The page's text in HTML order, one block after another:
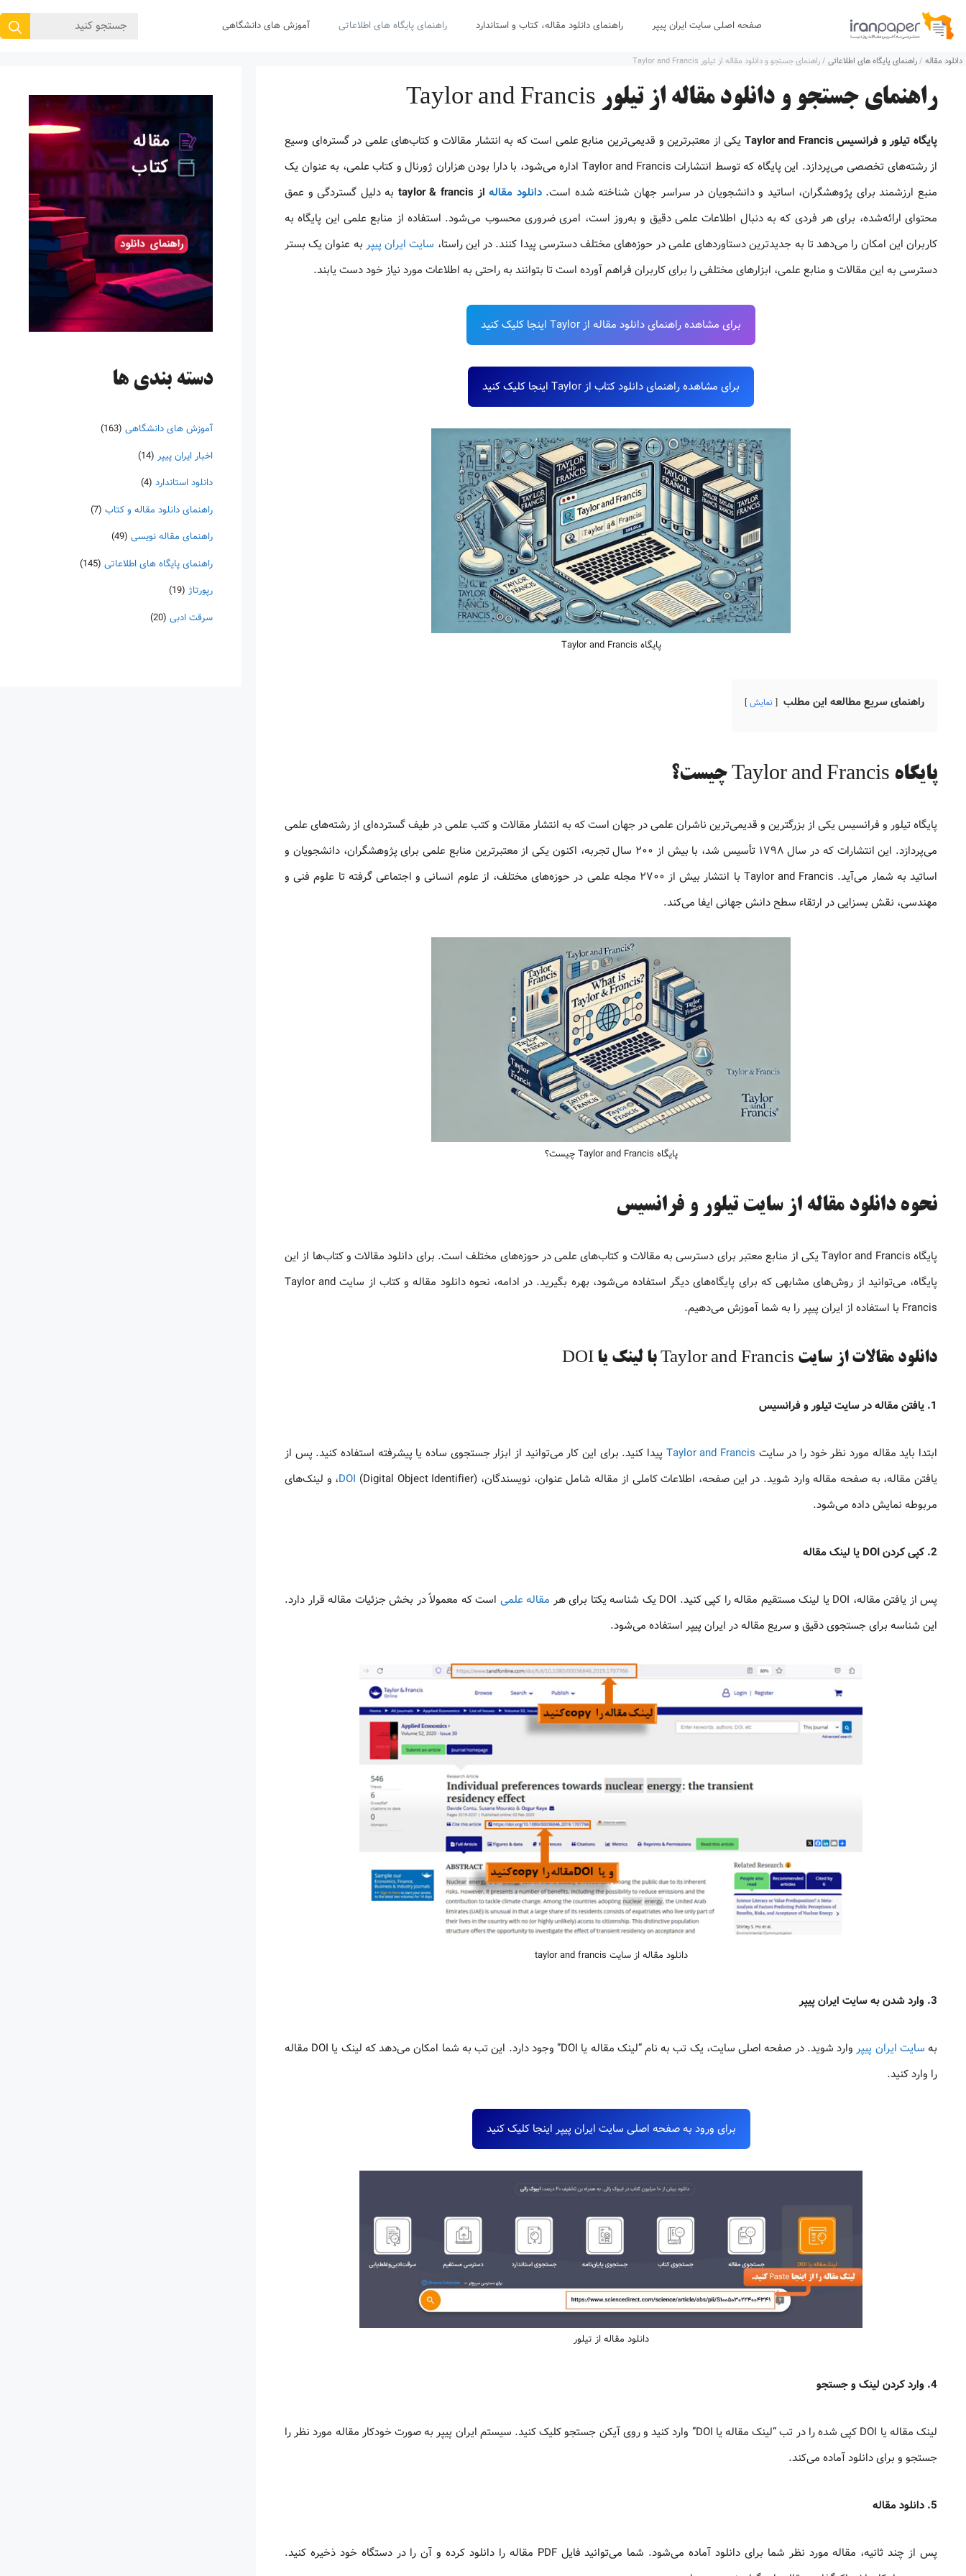
پرش
محتوا
صفحه اصلی سایت ایران پیپر راهنمای دانلود مقاله، کتاب و استاندارد راهنمای پایگاه های اطلاعاتی آموزش های دانشگاهی
جستجوی
دانلود مقاله /راهنمای پایگاه های اطلاعاتی /راهنمای جستجو و دانلود مقاله از تیلور Taylor and Francis
راهنمای جستجو و دانلود مقاله از تیلور Taylor and Francis
پایگاه تیلور و فرانسیس Taylor and Francis
یکی از معتبرترین و قدیمی‌ترین منابع علمی است که به انتشار مقالات و کتاب‌های علمی در گستره‌ای وسیع
از رشته‌های تخصصی می‌پردازد. این پایگاه که توسط انتشارات Taylor and Francis اداره می‌شود، با دارا بودن هزاران ژورنال و کتاب علمی، به عنوان یک
منبع ارزشمند برای پژوهشگران، اساتید و دانشجویان در سراسر جهان شناخته شده است.دانلود مقالهاز taylor & francis
به دلیل گستردگی و عمق
محتوای ارائه‌شده، برای هر فردی که به دنبال اطلاعات علمی دقیق و به‌روز است، امری ضروری محسوب می‌شود. استفاده از منابع علمی این پایگاه به
کاربران این امکان را می‌دهد تا به جدیدترین دستاوردهای علمی در حوزه‌های مختلف دسترسی پیدا کنند. در این راستا، سایت ایران پیپر به عنوان یک بستر
دسترسی به این مقالات و منابع علمی، ابزارهای مختلفی را برای کاربران فراهم آورده است تا بتوانند به راحتی به اطلاعات مورد نیاز خود دست یابند.
برای مشاهده راهنمای دانلود مقاله از Taylor اینجا کلیک کنید
برای مشاهده راهنمای دانلود کتاب از Taylor اینجا کلیک کنید
پایگاه Taylor and Francis
راهنمای سریع مطالعه این مطلب نمایش
پایگاه Taylor and Francis چیست؟
پایگاه تیلور و فرانسیس یکی از بزرگترین و قدیمی‌ترین ناشران علمی در جهان است که به انتشار مقالات و کتب علمی در طیف گسترده‌ای از رشته‌های علمی
می‌پردازد. این انتشارات که در سال ۱۷۹۸ تأسیس شد، با بیش از ۲۰۰ سال تجربه، اکنون یکی از معتبرترین منابع علمی برای پژوهشگران، دانشجویان و
اساتید به شمار می‌آید. Taylor and Francis با انتشار بیش از ۲۷۰۰ مجله علمی در حوزه‌های مختلف، از علوم انسانی و اجتماعی گرفته تا علوم فنی و
مهندسی، نقش بسزایی در ارتقاء سطح دانش جهانی ایفا می‌کند.
پایگاه Taylor and Francis چیست؟
نحوه دانلود مقاله از سایت تیلور و فرانسیس
پایگاه Taylor and Francis یکی از منابع معتبر برای دسترسی به مقالات و کتاب‌های علمی در حوزه‌های مختلف است. برای دانلود مقالات و کتاب‌ها از این
پایگاه، می‌توانید از روش‌های مشابهی که برای پایگاه‌های دیگر استفاده می‌شود، بهره بگیرید. در ادامه، نحوه دانلود مقاله و کتاب از سایت Taylor and
Francis با استفاده از ایران پیپر را به شما آموزش می‌دهیم.
دانلود مقالات از سایت Taylor and Francis با لینک یا DOI
1. یافتن مقاله در سایت تیلور و فرانسیس
ابتدا باید مقاله مورد نظر خود را در سایت Taylor and Francis پیدا کنید. برای این کار می‌توانید از ابزار جستجوی ساده یا پیشرفته استفاده کنید. پس از
یافتن مقاله، به صفحه مقاله وارد شوید. در این صفحه، اطلاعات کاملی از مقاله شامل عنوان، نویسندگان،
DOI(Digital Object Identifier)، و لینک‌های
مربوطه نمایش داده می‌شود.
2. کپی کردن DOI یا لینک مقاله
پس از یافتن مقاله، DOI یا لینک مستقیم مقاله را کپی کنید. DOI یک شناسه یکتا برای هر مقاله علمی است که معمولاً در بخش جزئیات مقاله قرار دارد.
این شناسه برای جستجوی دقیق و سریع مقاله در ایران پیپر استفاده می‌شود.
دانلود مقاله از سایت taylor and francis
3. وارد شدن به سایت ایران پیپر
به سایت ایران پیپر
وارد شوید. در صفحه اصلی سایت، یک تب به نام “لینک مقاله یا DOI” وجود دارد. این تب به شما امکان می‌دهد که لینک یا DOI مقاله
را وارد کنید.
برای ورود به صفحه اصلی سایت ایران پیپر اینجا کلیک کنید
دانلود مقاله از تیلور
4. وارد کردن لینک و جستجو
لینک مقاله یا DOI کپی شده را در تب “لینک مقاله یا DOI” وارد کنید و روی آیکن جستجو کلیک کنید. سیستم ایران پیپر به صورت خودکار مقاله مورد نظر را
جستجو و برای دانلود آماده می‌کند.
5. دانلود مقاله
پس از چند ثانیه، مقاله مورد نظر شما برای دانلود آماده می‌شود. شما می‌توانید فایل PDF مقاله را دانلود کرده و آن را در دستگاه خود ذخیره کنید.
دسته‌ بندی ها
آموزش های دانشگاهی (163)
اخبار ایران پیپر (14)
دانلود استاندارد (4)
راهنمای دانلود مقاله و کتاب (7)
راهنمای مقاله نویسی (49)
راهنمای پایگاه های اطلاعاتی (145)
رپورتاژ (19)
سرقت ادبی (20)